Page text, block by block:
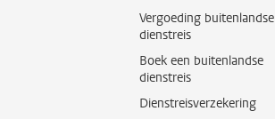
Vergoeding buitenlandse
dienstreis
Boek een buitenlandse
dienstreis
Dienstreisverzekering